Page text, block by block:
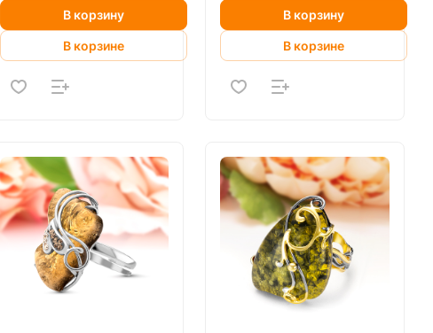
В корзину
В корзине
В корзину
В корзине